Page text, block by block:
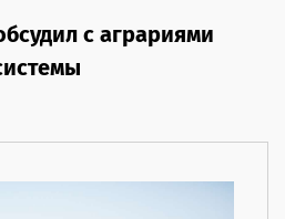
с аграриями